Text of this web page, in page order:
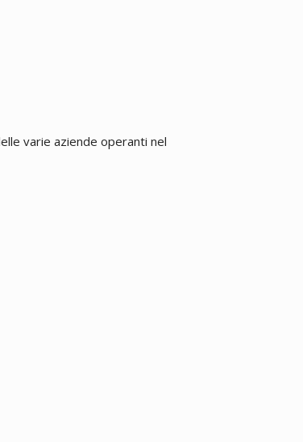
varie aziende operanti nel